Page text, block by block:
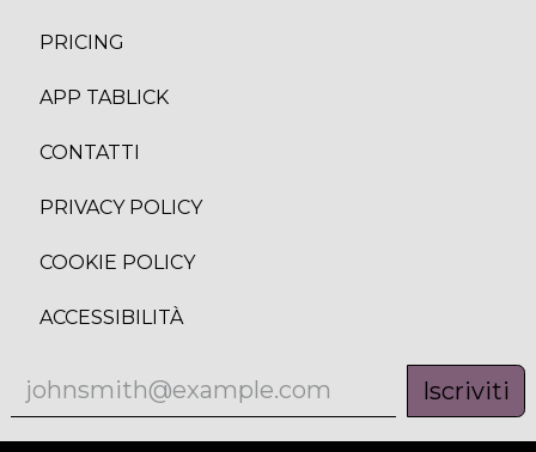
PRICING
APP TABLICK
CONTATTI
PRIVACY POLICY
COOKIE POLICY
ACCESSIBILITÀ
Iscriviti